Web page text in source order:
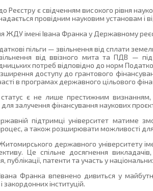
Реєстру є свідченням високого рівня
провідним науковим установам і
ЖДУ імені Івана Франка у Державному
пільги — звільнення від сплати
від ввізного мита та ПДВ —
потреб відповідно до норм
доступу до грантового
в програмах державного цільового
є не лише престижним визнанням,
залучення фінансування наукових
підтримці університет матиме
а також розширювати можливості
державного університету
Це спільне досягнення
публікації, патенти та участь у
Франка впевнено дивиться у
закордонних інституцій.